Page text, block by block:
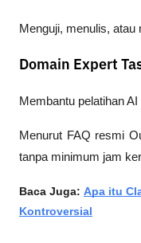
Menguji, menulis, atau
Domain Expert
Membantu pelatihan
Menurut FAQ resmi
tanpa minimum jam
Baca Juga: Apa itu
Kontroversial